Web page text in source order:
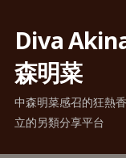
content
Diva
森明菜
中森明菜感召的狂熱
立的另類分享平台